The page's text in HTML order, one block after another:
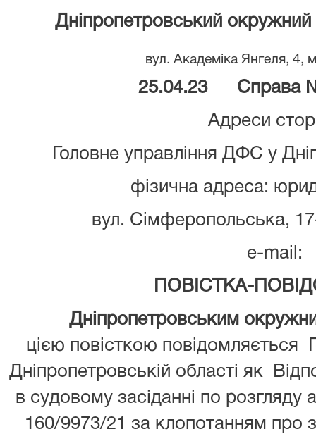
Дніпропетровський окружний
вул. Академіка Янгеля, 4,
25.04.23
Справа
Адреси
Головне управління ДФС у
фізична адреса:
вул. Сімферопольська,
e-mail:
ПОВІСТКА-
Дніпропетровським окружним
цією повісткою повідомляється
Дніпропетровській області як
в судовому засіданні по розгляду
160/9973/21 за клопотанням про